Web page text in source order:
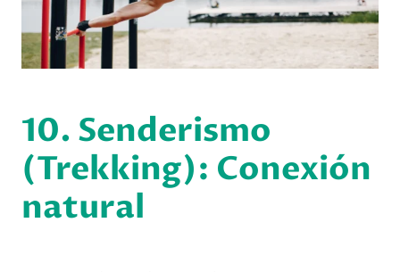
10. Senderismo
(Trekking): Conexión
natural